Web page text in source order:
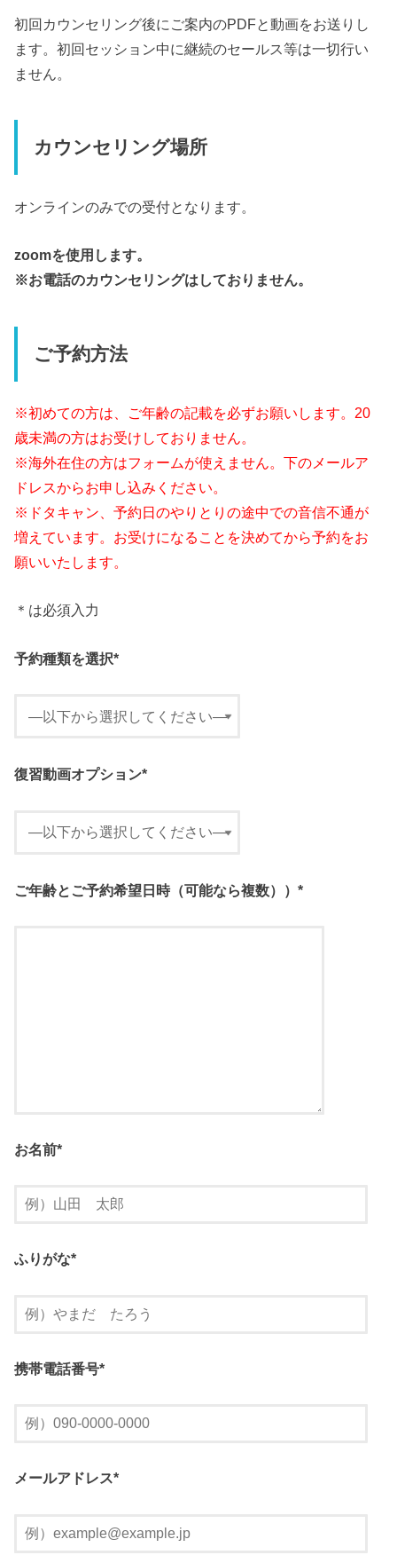
初回カウンセリング後にご案内のPDFと動画をお送りし
ます。初回セッション中に継続のセールス等は一切行い
ません。
カウンセリング場所
オンラインのみでの受付となります。
zoomを使用します。
※お電話のカウンセリングはしておりません。
ご予約方法
※初めての方は、ご年齢の記載を必ずお願いします。20
歳未満の方はお受けしておりません。
※海外在住の方はフォームが使えません。下のメールア
ドレスからお申し込みください。
※ドタキャン、予約日のやりとりの途中での音信不通が
増えています。お受けになることを決めてから予約をお
願いいたします。
＊は必須入力
予約種類を選択*
復習動画オプション*
ご年齢とご予約希望日時（可能なら複数））*
お名前*
ふりがな*
携帯電話番号*
メールアドレス*